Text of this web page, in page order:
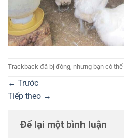
Trackback đã bị đóng, nhưng bạn có thể
← Trước
Tiếp theo →
Để lại một bình luận